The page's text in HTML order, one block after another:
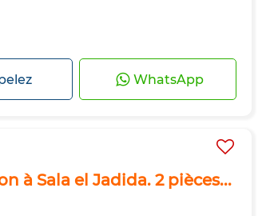
WhatsApp
à Sala el Jadida. 2 pièces...